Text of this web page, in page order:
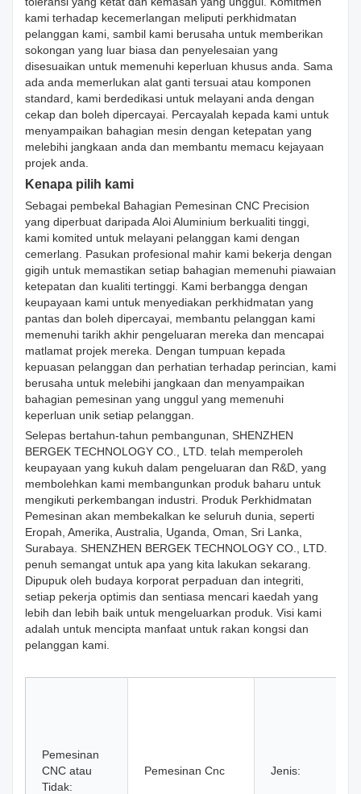
kami terhadap kecemerlangan meliputi perkhidmatan
pelanggan kami, sambil kami berusaha untuk memberikan
sokongan yang luar biasa dan penyelesaian yang
disesuaikan untuk memenuhi keperluan khusus anda. Sama
ada anda memerlukan alat ganti tersuai atau komponen
standard, kami berdedikasi untuk melayani anda dengan
cekap dan boleh dipercayai. Percayalah kepada kami untuk
menyampaikan bahagian mesin dengan ketepatan yang
melebihi jangkaan anda dan membantu memacu kejayaan
projek anda.
Kenapa pilih kami
Sebagai pembekal Bahagian Pemesinan CNC Precision
yang diperbuat daripada Aloi Aluminium berkualiti tinggi,
kami komited untuk melayani pelanggan kami dengan
cemerlang. Pasukan profesional mahir kami bekerja dengan
gigih untuk memastikan setiap bahagian memenuhi piawaian
ketepatan dan kualiti tertinggi. Kami berbangga dengan
keupayaan kami untuk menyediakan perkhidmatan yang
pantas dan boleh dipercayai, membantu pelanggan kami
memenuhi tarikh akhir pengeluaran mereka dan mencapai
matlamat projek mereka. Dengan tumpuan kepada
kepuasan pelanggan dan perhatian terhadap perincian, kami
berusaha untuk melebihi jangkaan dan menyampaikan
bahagian pemesinan yang unggul yang memenuhi
keperluan unik setiap pelanggan.
Selepas bertahun-tahun pembangunan, SHENZHEN
BERGEK TECHNOLOGY CO., LTD. telah memperoleh
keupayaan yang kukuh dalam pengeluaran dan R&D, yang
membolehkan kami membangunkan produk baharu untuk
mengikuti perkembangan industri. Produk Perkhidmatan
Pemesinan akan membekalkan ke seluruh dunia, seperti
Eropah, Amerika, Australia, Uganda, Oman, Sri Lanka,
Surabaya. SHENZHEN BERGEK TECHNOLOGY CO., LTD.
penuh semangat untuk apa yang kita lakukan sekarang.
Dipupuk oleh budaya korporat perpaduan dan integriti,
setiap pekerja optimis dan sentiasa mencari kaedah yang
lebih dan lebih baik untuk mengeluarkan produk. Visi kami
adalah untuk mencipta manfaat untuk rakan kongsi dan
pelanggan kami.
Pemesinan
CNC atau
Tidak:
Pemesinan Cnc Jenis: